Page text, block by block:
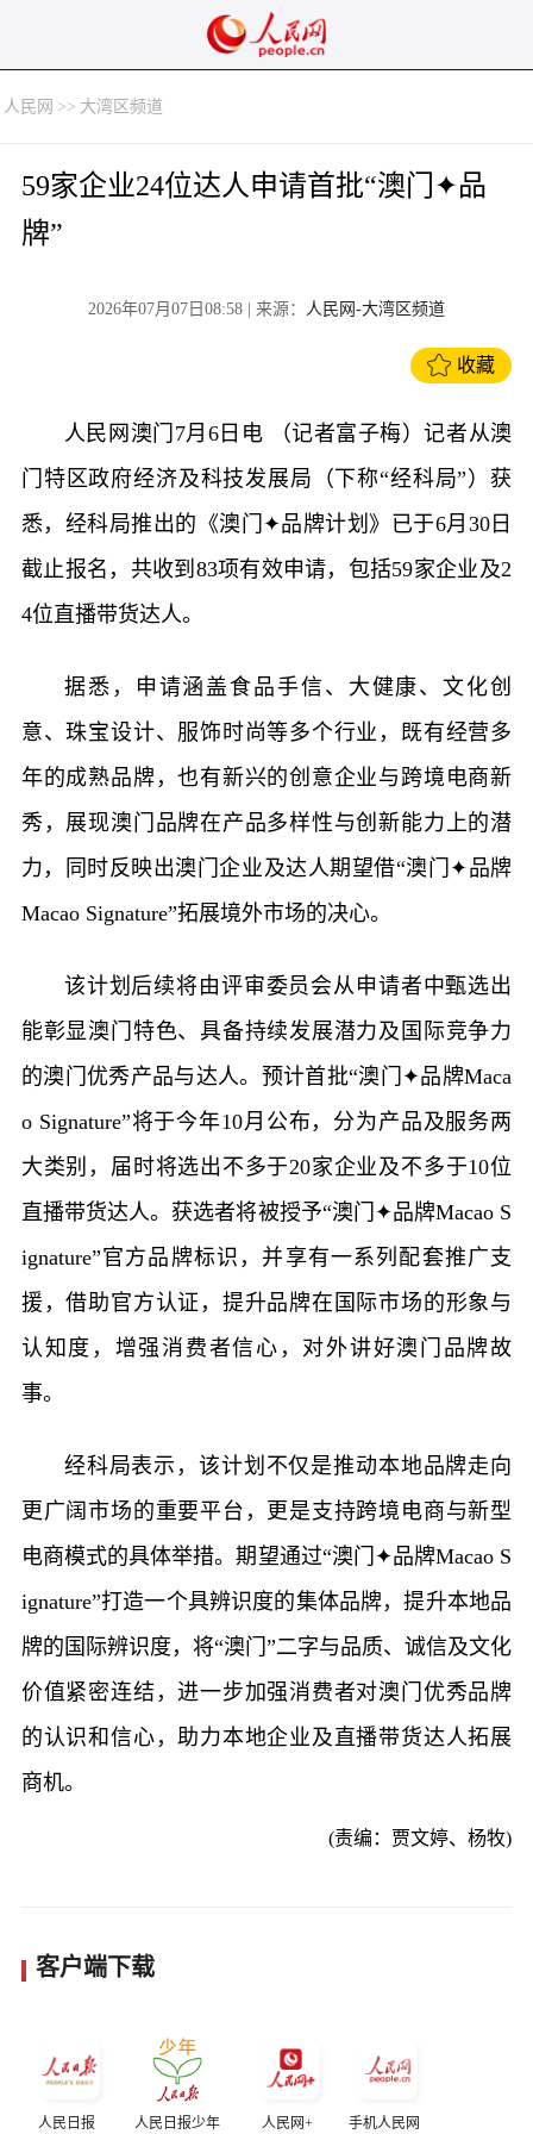
人民网 >> 大湾区频道
59家企业24位达人申请首批“澳门✦品
牌”
2026年07月07日08:58 | 来源： 人民网-大湾区频道
收藏
人民网澳门7月6日电 （记者富子梅）记者从澳
门特区政府经济及科技发展局（下称“经科局”）获
悉，经科局推出的《澳门✦品牌计划》已于6月30日
截止报名，共收到83项有效申请，包括59家企业及2
4位直播带货达人。
据悉，申请涵盖食品手信、大健康、文化创
意、珠宝设计、服饰时尚等多个行业，既有经营多
年的成熟品牌，也有新兴的创意企业与跨境电商新
秀，展现澳门品牌在产品多样性与创新能力上的潜
力，同时反映出澳门企业及达人期望借“澳门✦品牌
Macao Signature”拓展境外市场的决心。
该计划后续将由评审委员会从申请者中甄选出
能彰显澳门特色、具备持续发展潜力及国际竞争力
的澳门优秀产品与达人。预计首批“澳门✦品牌Maca
o Signature”将于今年10月公布，分为产品及服务两
大类别，届时将选出不多于20家企业及不多于10位
直播带货达人。获选者将被授予“澳门✦品牌Macao S
ignature”官方品牌标识，并享有一系列配套推广支
援，借助官方认证，提升品牌在国际市场的形象与
认知度，增强消费者信心，对外讲好澳门品牌故
事。
经科局表示，该计划不仅是推动本地品牌走向
更广阔市场的重要平台，更是支持跨境电商与新型
电商模式的具体举措。期望通过“澳门✦品牌Macao S
ignature”打造一个具辨识度的集体品牌，提升本地品
牌的国际辨识度，将“澳门”二字与品质、诚信及文化
价值紧密连结，进一步加强消费者对澳门优秀品牌
的认识和信心，助力本地企业及直播带货达人拓展
商机。
(责编：贾文婷、杨牧)
客户端下载
人民日报 人民日报少年 人民网+ 手机人民网